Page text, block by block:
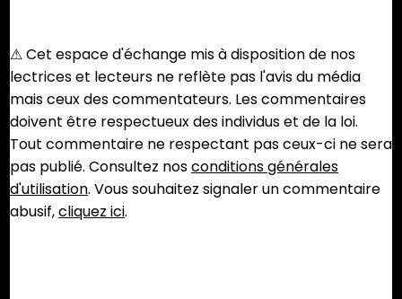
⚠︎ Cet espace d'échange mis à disposition de nos
lectrices et lecteurs ne reflète pas l'avis du média
mais ceux des commentateurs. Les commentaires
doivent être respectueux des individus et de la loi.
Tout commentaire ne respectant pas ceux-ci ne sera
pas publié. Consultez nosconditions générales
d'utilisation. Vous souhaitez signaler un commentaire
abusif,cliquez ici.